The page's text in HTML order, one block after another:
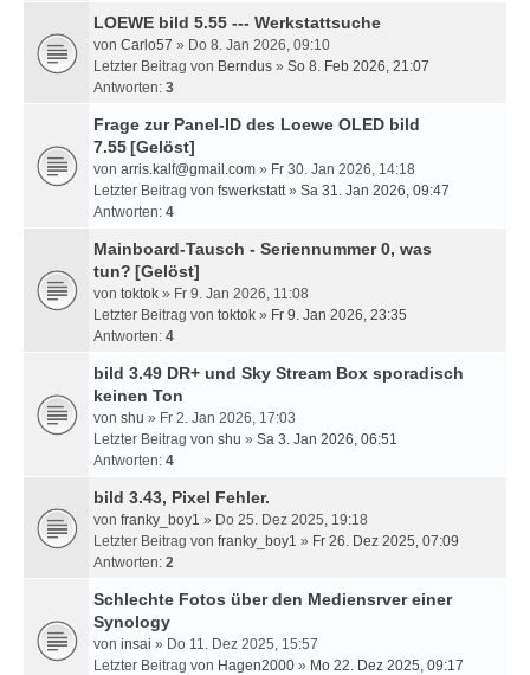
LOEWE bild 5.55 --- Werkstattsuche
von Carlo57 » Do 8. Jan 2026, 09:10
Letzter Beitrag von Berndus » So 8. Feb 2026, 21:07
Antworten: 3
Frage zur Panel-ID des Loewe OLED bild
7.55[Gelöst]
von arris.kalf@gmail.com » Fr 30. Jan 2026, 14:18
Letzter Beitrag von fswerkstatt» Sa 31. Jan 2026, 09:47
Antworten: 4
Mainboard-Tausch - Seriennummer 0, was
tun? [Gelöst]
von toktok » Fr 9. Jan 2026, 11:08
Letzter Beitrag von toktok » Fr 9. Jan 2026, 23:35
Antworten: 4
bild 3.49 DR+ und Sky Stream Box sporadisch
keinen Ton
von shu » Fr 2. Jan 2026, 17:03
Letzter Beitrag von shu » Sa 3. Jan 2026, 06:51
Antworten: 4
bild 3.43, Pixel Fehler.
von franky_boy1 » Do 25. Dez 2025, 19:18
Letzter Beitrag von franky_boy1 » Fr 26. Dez 2025, 07:09
Antworten: 2
Schlechte Fotos über den Mediensrver einer
Synology
von insai » Do 11. Dez 2025, 15:57
Letzter Beitrag von Hagen2000 » Mo 22. Dez 2025, 09:17